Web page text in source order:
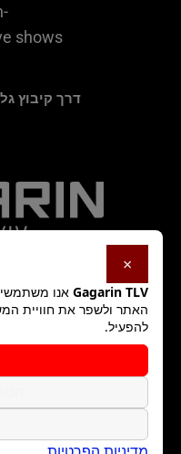
shows
דרך קיבוץ גלויות 13,
×
Gagarin TLV אנו
האתר ולשפר את חוויית
להפעיל.